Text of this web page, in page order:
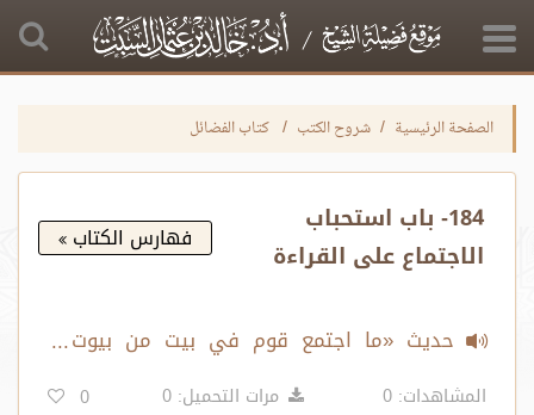
الصفحة الرئيسية شروح الكتب كتاب الفضائل
184- باب استحباب
الاجتماع على القراءة
فهارس الكتاب
حديث «ما اجتمع قوم في بيت من بيوت
الله..»
المشاهدات: 0 مرات التحميل: 0 0